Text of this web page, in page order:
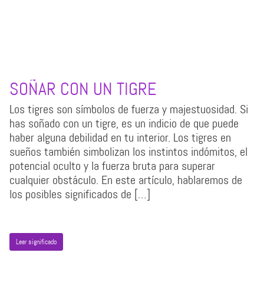
SOÑAR CON UN TIGRE
Los tigres son símbolos de fuerza y majestuosidad. Si
has soñado con un tigre, es un indicio de que puede
haber alguna debilidad en tu interior. Los tigres en
sueños también simbolizan los instintos indómitos, el
potencial oculto y la fuerza bruta para superar
cualquier obstáculo. En este artículo, hablaremos de
los posibles significados de […]
Leer significado